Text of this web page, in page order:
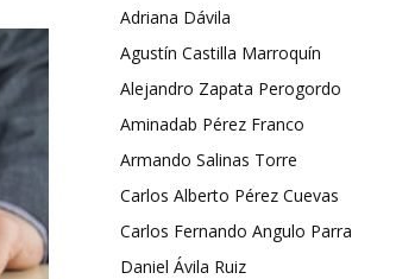
Adriana Dávila
Agustín Castilla Marroquín
Alejandro Zapata Perogordo
Aminadab Pérez Franco
Armando Salinas Torre
Carlos Alberto Pérez Cuevas
Carlos Fernando Angulo Parra
Daniel Ávila Ruiz